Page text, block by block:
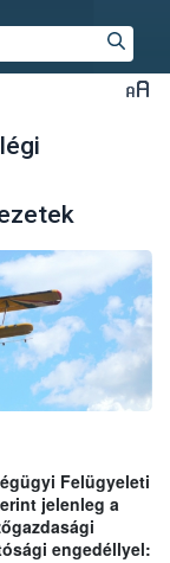
Felügyeleti
jelenleg a
engedéllyel: